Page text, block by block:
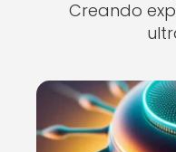
Creando